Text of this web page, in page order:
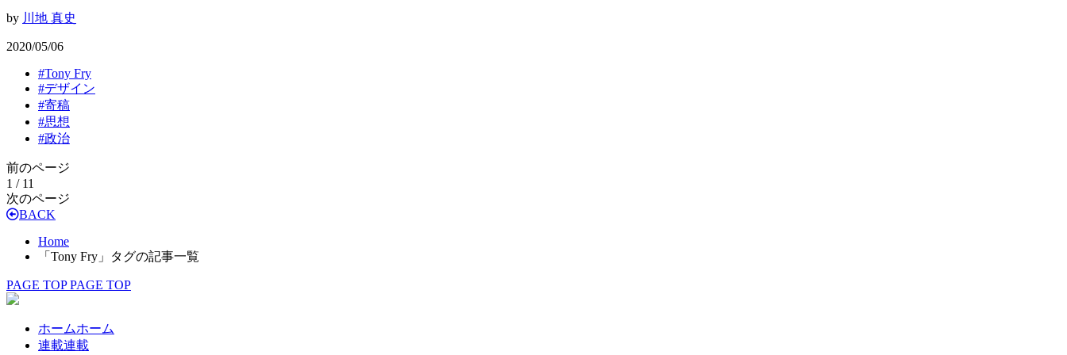
by 川地 真史
2020/05/06
#Tony Fry
#デザイン
#寄稿
#思想
#政治
前のページ
1 / 11
次のページ
BACK
Home
「Tony Fry」タグの記事一覧
PAGE TOP PAGE TOP
ホームホーム
連載連載